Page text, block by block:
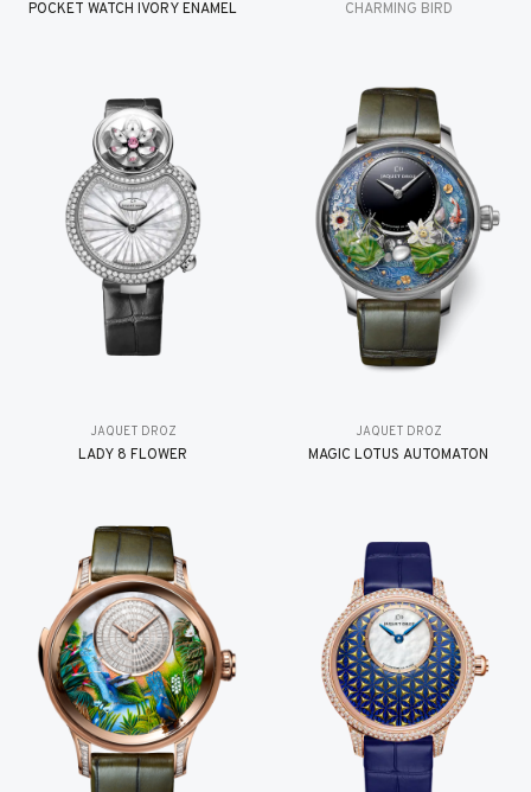
POCKET WATCH IVORY ENAMEL CHARMING BIRD
JAQUET DROZ
LADY 8 FLOWER
JAQUET DROZ
MAGIC LOTUS AUTOMATON